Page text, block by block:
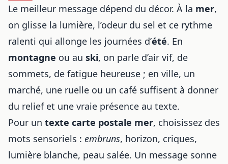
Le meilleur message dépend du décor. À la mer,
on glisse la lumière, l’odeur du sel et ce rythme
ralenti qui allonge les journées d’été. En
montagne ou au ski, on parle d’air vif, de
sommets, de fatigue heureuse ; en ville, un
marché, une ruelle ou un café suffisent à donner
du relief et une vraie présence au texte.
Pour un texte carte postale mer, choisissez des
mots sensoriels : embruns, horizon, criques,
lumière blanche, peau salée. Un message sonne